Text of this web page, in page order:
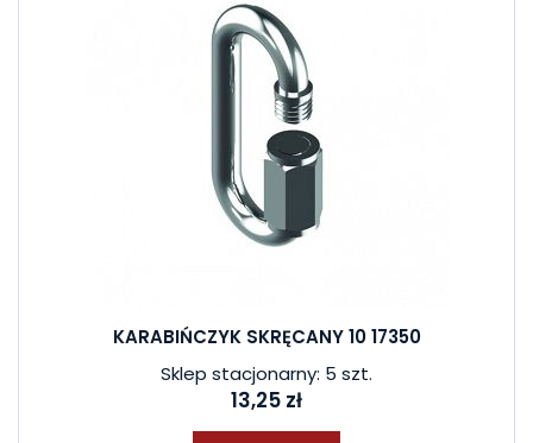
KARABIŃCZYK SKRĘCANY 10 17350
Sklep stacjonarny: 5 szt.
13,25 zł